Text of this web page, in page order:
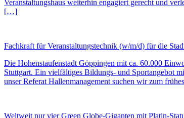
Veranstaltungshaus weiterhin engagiert gerecht und
[…]
Fachkraft für Veranstaltungstechnik (w/m/d) für die
Die Hohenstaufenstadt Göppingen mit ca. 60.000
Stuttgart. Ein vielfältiges Bildungs- und Sportangebot
unser Referat Hallenmanagement suchen wir zum
Weltweit nur vier Green Globe-Giganten mit Platin-